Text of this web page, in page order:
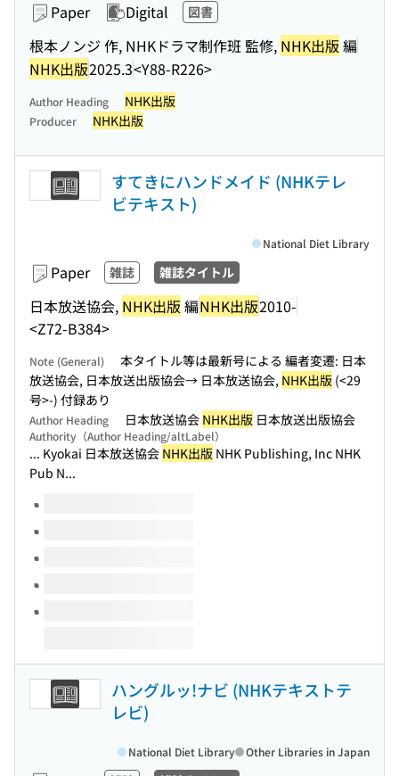
Paper Digital 図書
根本ノンジ 作, NHKドラマ制作班 監修, NHK出版 編
NHK出版2025.3<Y88-R226>
Author Heading NHK出版
Producer NHK出版
すてきにハンドメイド (NHKテレ
ビテキスト)
Paper 雑誌 雑誌タイトル
日本放送協会, NHK出版 編NHK出版2010-
<Z72-B384>
National Diet Library
Note (General)
本タイトル等は最新号による 編者変遷: 日本
放送協会, 日本放送出版協会→ 日本放送協会, NHK出版 (<29
号>-) 付録あり
Author Heading 日本放送協会 NHK出版 日本放送出版協会
Authority（Author Heading/altLabel）
... Kyokai 日本放送協会 NHK出版 NHK Publishing, Inc NHK
Pub N...
Volumes of this title
ハングルッ!ナビ (NHKテキストテ
レビ)
National Diet Library Other Libraries in Japan